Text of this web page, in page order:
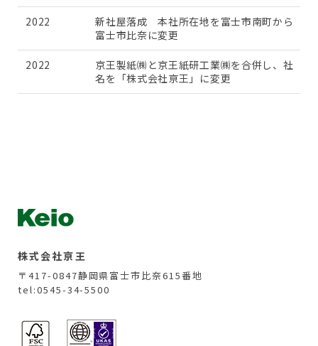
2022
新社屋落成 本社所在地を富士市南町から
富士市比奈に変更
2022
京王製紙㈱と京王紙研工業㈱を合併し、社
名を「株式会社亰王」に変更
株式会社亰王
〒417-0847静岡県富士市比奈615番地
tel:0545-34-5500